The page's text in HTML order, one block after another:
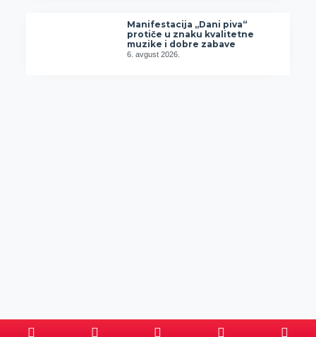
Manifestacija „Dani piva“
protiče u znaku kvalitetne
muzike i dobre zabave
6. avgust 2026.